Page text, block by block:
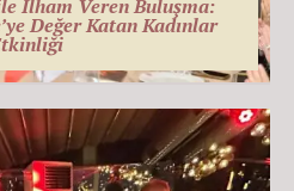
İlham Veren Buluşma:
Değer Katan Kadınlar